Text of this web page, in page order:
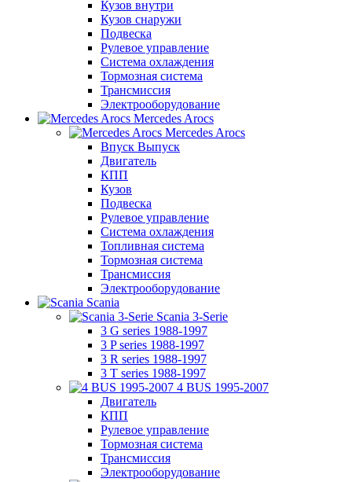
Кузов внутри
Кузов снаружи
Подвеска
Рулевое управление
Система охлаждения
Тормозная система
Трансмиссия
Электрооборудование
Mercedes Arocs
Mercedes Arocs
Впуск Выпуск
Двигатель
КПП
Кузов
Подвеска
Рулевое управление
Система охлаждения
Топливная система
Тормозная система
Трансмиссия
Электрооборудование
Scania
Scania 3-Serie
3 G series 1988-1997
3 P series 1988-1997
3 R series 1988-1997
3 T series 1988-1997
4 BUS 1995-2007
Двигатель
КПП
Рулевое управление
Тормозная система
Трансмиссия
Электрооборудование